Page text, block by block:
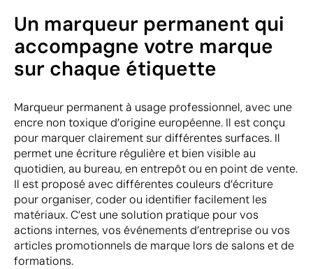
Un marqueur permanent qui
accompagne votre marque
sur chaque étiquette
Marqueur permanent à usage professionnel, avec une
encre non toxique d’origine européenne. Il est conçu
pour marquer clairement sur différentes surfaces. Il
permet une écriture régulière et bien visible au
quotidien, au bureau, en entrepôt ou en point de vente.
Il est proposé avec différentes couleurs d’écriture
pour organiser, coder ou identifier facilement les
matériaux. C’est une solution pratique pour vos
actions internes, vos événements d’entreprise ou vos
articles promotionnels de marque lors de salons et de
formations.